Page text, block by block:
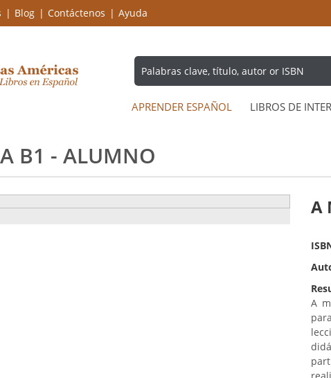
Blog Contáctenos Ayuda
APRENDER ESPAÑOL LIBROS DE
B1 - ALUMNO
A
A